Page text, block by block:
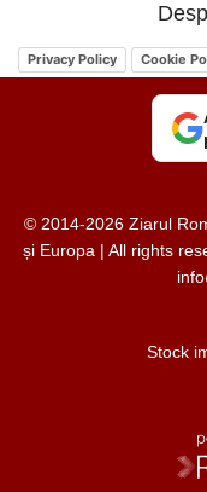
Privacy Policy Cookie
© 2014-2026 Ziarul
și Europa | All rights
Stock